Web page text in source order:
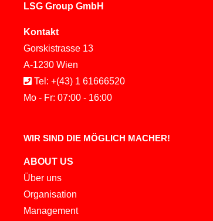
LSG Group GmbH
Kontakt
Gorskistrasse 13
A-1230 Wien
Tel: +(43) 1 61666520
Mo - Fr: 07:00 - 16:00
WIR SIND DIE MÖGLICH MACHER!
ABOUT US
Über uns
Organisation
Management